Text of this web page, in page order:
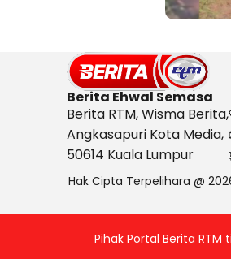
Berita Ehwal Semasa
Berita RTM, Wisma Berita,
Angkasapuri Kota Media,
50614 Kuala Lumpur
Hak Cipta Terpelihara @
Pihak Portal Berita